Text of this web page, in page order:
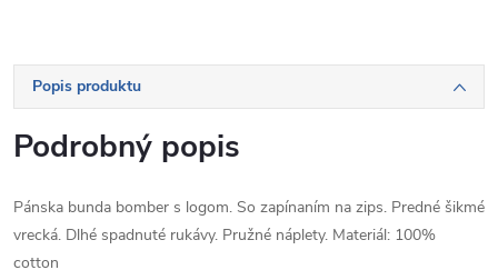
Popis produktu
Podrobný popis
Pánska bunda bomber s logom. So zapínaním na zips. Predné šikmé
vrecká. Dlhé spadnuté rukávy. Pružné náplety. Materiál: 100%
cotton